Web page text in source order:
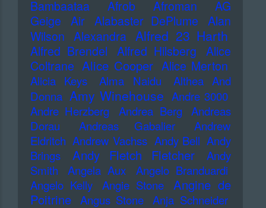
Bambaataa
Afrob Afroman
AG
Geige
Air Alabaster DePlume
Alan
Wilson Alexandra Alfred 23 Harth
Alfred Brendel Alfred Hilsberg
Alice
Coltrane Alice Cooper Alice Merton
Alicia Keys Alma Naidu
Althea And
Donna Amy Winehouse Andre 3000
Andre Herzberg
Andrea Berg
Andreas
Dorau
Andreas Gabalier
Andrew
Eldritch Andrew Vachss Andy Bell Andy
Brings
Andy Fletch Fletcher
Andy
Smith
Angela Aux
Angelo Branduardi
Angelo Kelly
Angie Stone
Angine de
Poitrine Angus Stone Anja Schneider